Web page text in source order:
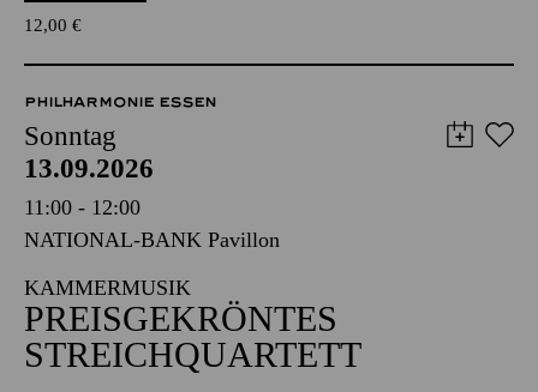
12,00 €
PHILHARMONIE ESSEN
Sonntag
13.09.2026
11:00 - 12:00
NATIONAL-BANK Pavillon
KAMMERMUSIK
PREISGEKRÖNTES
STREICHQUARTETT